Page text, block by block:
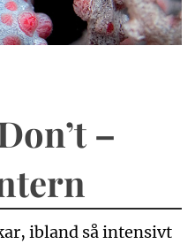
–
ibland så intensivt